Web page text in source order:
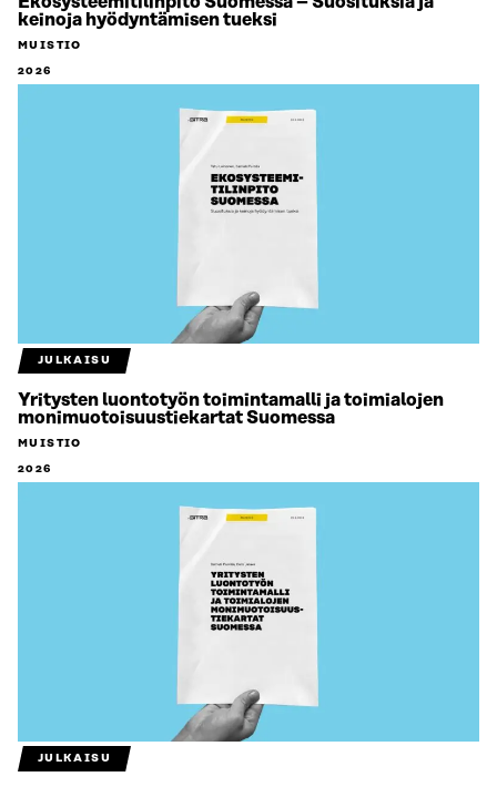
keinoja hyödyntämisen tueksi
MUISTIO
2026
JULKAISU
Yritysten luontotyön toimintamalli ja toimialojen
monimuotoisuustiekartat Suomessa
MUISTIO
2026
JULKAISU